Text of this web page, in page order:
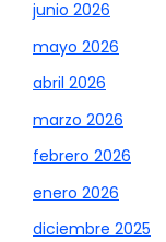
junio 2026
mayo 2026
abril 2026
marzo 2026
febrero 2026
enero 2026
diciembre 2025